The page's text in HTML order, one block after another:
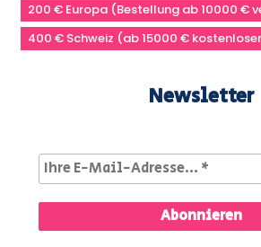
200 € Europa (Bestellung ab 10000 €
400 € Schweiz (ab 15000 €
Newsletter